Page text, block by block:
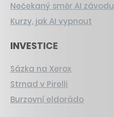
Nečekaný směr AI závodu
Kurzy, jak AI vypnout
INVESTICE
Sázka na Xerox
Strnad v Pirelli
Burzovní eldorádo